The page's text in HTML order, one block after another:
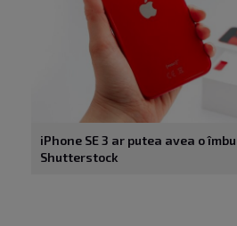
iPhone SE 3 ar putea avea o
Shutterstock